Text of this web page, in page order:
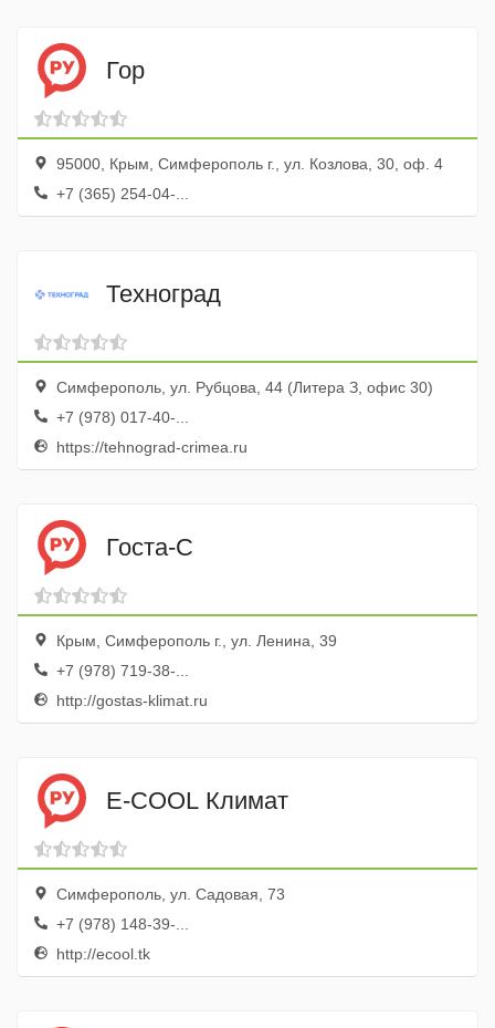
Гор
95000, Крым, Симферополь г., ул. Козлова, 30, оф. 4
+7 (365) 254-04-...
Техноград
Симферополь, ул. Рубцова, 44 (Литера З, офис 30)
+7 (978) 017-40-...
https://tehnograd-crimea.ru
Госта-С
Крым, Симферополь г., ул. Ленина, 39
+7 (978) 719-38-...
http://gostas-klimat.ru
E-COOL Климат
Симферополь, ул. Садовая, 73
+7 (978) 148-39-...
http://ecool.tk